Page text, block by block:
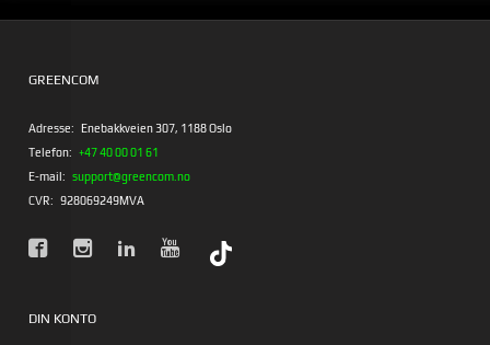
GREENCOM
Adresse: Enebakkveien 307, 1188 Oslo
Telefon: +47 40 00 01 61
E-mail: support@greencom.no
CVR: 928069249MVA
DIN KONTO